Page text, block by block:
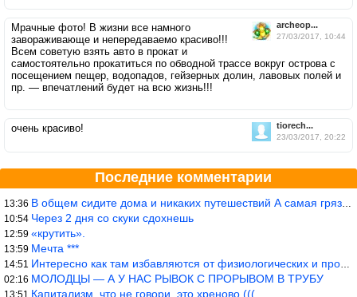
archeop...
27/03/2017, 10:44
Мрачные фото! В жизни все намного
завораживающе и непередаваемо красиво!!!
Всем советую взять авто в прокат и
самостоятельно прокатиться по обводной трассе вокруг острова с
посещением пещер, водопадов, гейзерных долин, лавовых полей и
пр. — впечатлений будет на всю жизнь!!!
tiorech...
23/03/2017, 20:22
очень красиво!
Последние комментарии
13:36 В общем сидите дома и никаких путешествий А самая грязная в от
10:54 Через 2 дня со скуки сдохнешь
12:59 «крутить».
13:59 Мечта ***
14:51 Интересно как там избавляются от физиологических и прочих отходо
02:16 МОЛОДЦЫ — А У НАС РЫВОК С ПРОРЫВОМ В ТРУБУ
Капитализм, что не говори, это хреново (((